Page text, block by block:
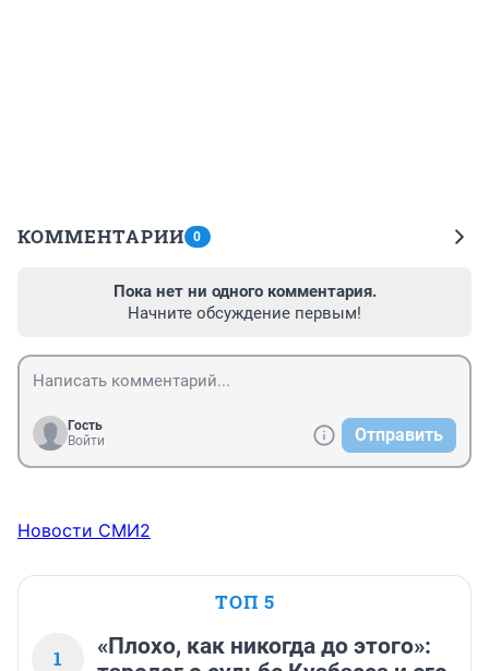
КОММЕНТАРИИ 0
Пока нет ни одного комментария.
Начните обсуждение первым!
Гость
Войти
Отправить
Новости СМИ2
ТОП 5
1
«Плохо, как никогда до этого»: